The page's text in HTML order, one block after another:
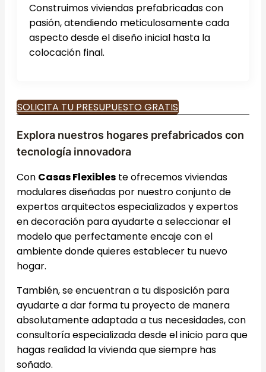
Construimos viviendas prefabricadas con
pasión, atendiendo meticulosamente cada
aspecto desde el diseño inicial hasta la
colocación final.
SOLICITA TU PRESUPUESTO GRATIS
Explora nuestros hogares prefabricados con
tecnología innovadora
Con Casas Flexibles te ofrecemos viviendas
modulares diseñadas por nuestro conjunto de
expertos arquitectos especializados y expertos
en decoración para ayudarte a seleccionar el
modelo que perfectamente encaje con el
ambiente donde quieres establecer tu nuevo
hogar.
También, se encuentran a tu disposición para
ayudarte a dar forma tu proyecto de manera
absolutamente adaptada a tus necesidades, con
consultoría especializada desde el inicio para que
hagas realidad la vivienda que siempre has
soñado.